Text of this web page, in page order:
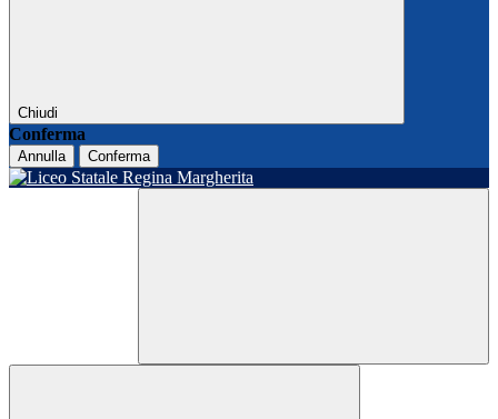
Chiudi
Conferma
Annulla Conferma